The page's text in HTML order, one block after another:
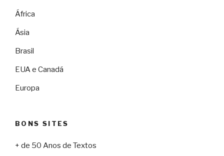
África
Ásia
Brasil
EUA e Canadá
Europa
BONS SITES
+ de 50 Anos de Textos